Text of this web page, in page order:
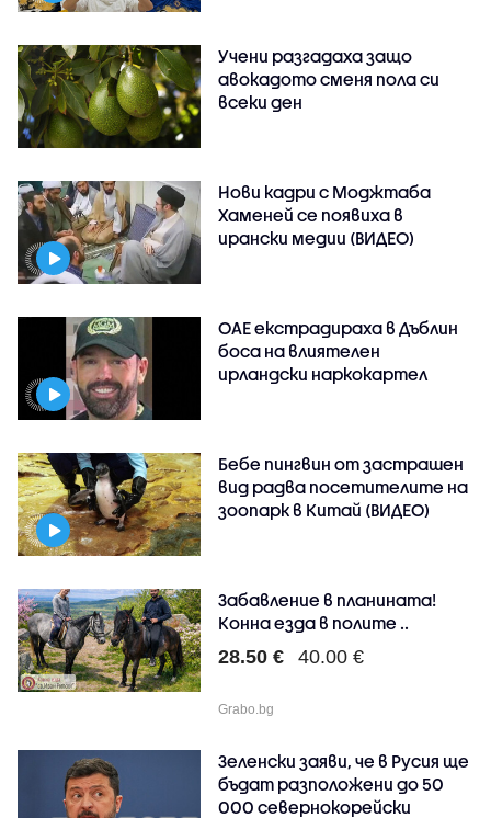
Учени разгадаха защо
авокадото сменя пола си
всеки ден
Нови кадри с Моджтаба
Хаменей се появиха в
ирански медии (ВИДЕО)
ОАЕ екстрадираха в Дъблин
боса на влиятелен
ирландски наркокартел
Бебе пингвин от застрашен
вид радва посетителите на
зоопарк в Китай (ВИДЕО)
Забавление в планината!
Конна езда в полите ..
28.50 € 40.00 €
Grabo.bg
Зеленски заяви, че в Русия ще
бъдат разположени до 50
000 севернокорейски